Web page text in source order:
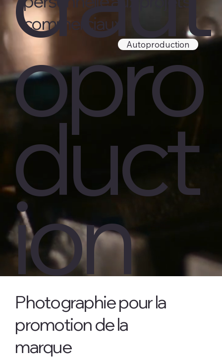
commerciaux.
Autoproduction
opro
duct
ion
Photographie pour la
promotion de la
marque